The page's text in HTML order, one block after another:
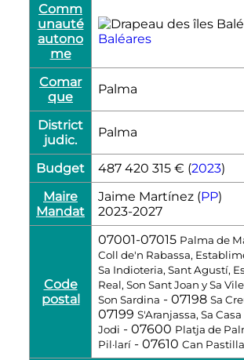
Comm
unauté
autono
me
Baléares
Comar
que
Palma
District
judic.
Palma
Budget 487 420 315 € (2023)
Maire
Mandat
Jaime Martínez (PP)
2023-2027
Code
postal
07001-07015 Palma de
Coll de'n Rabassa,
Sa Indioteria, Sant Agustí,
Real, Son Sant Joan y Sa
Son Sardina - 07198 Sa
07199 S'Aranjassa, Sa
Jodi - 07600 Platja de
Pil·larí - 07610 Can Pastilla